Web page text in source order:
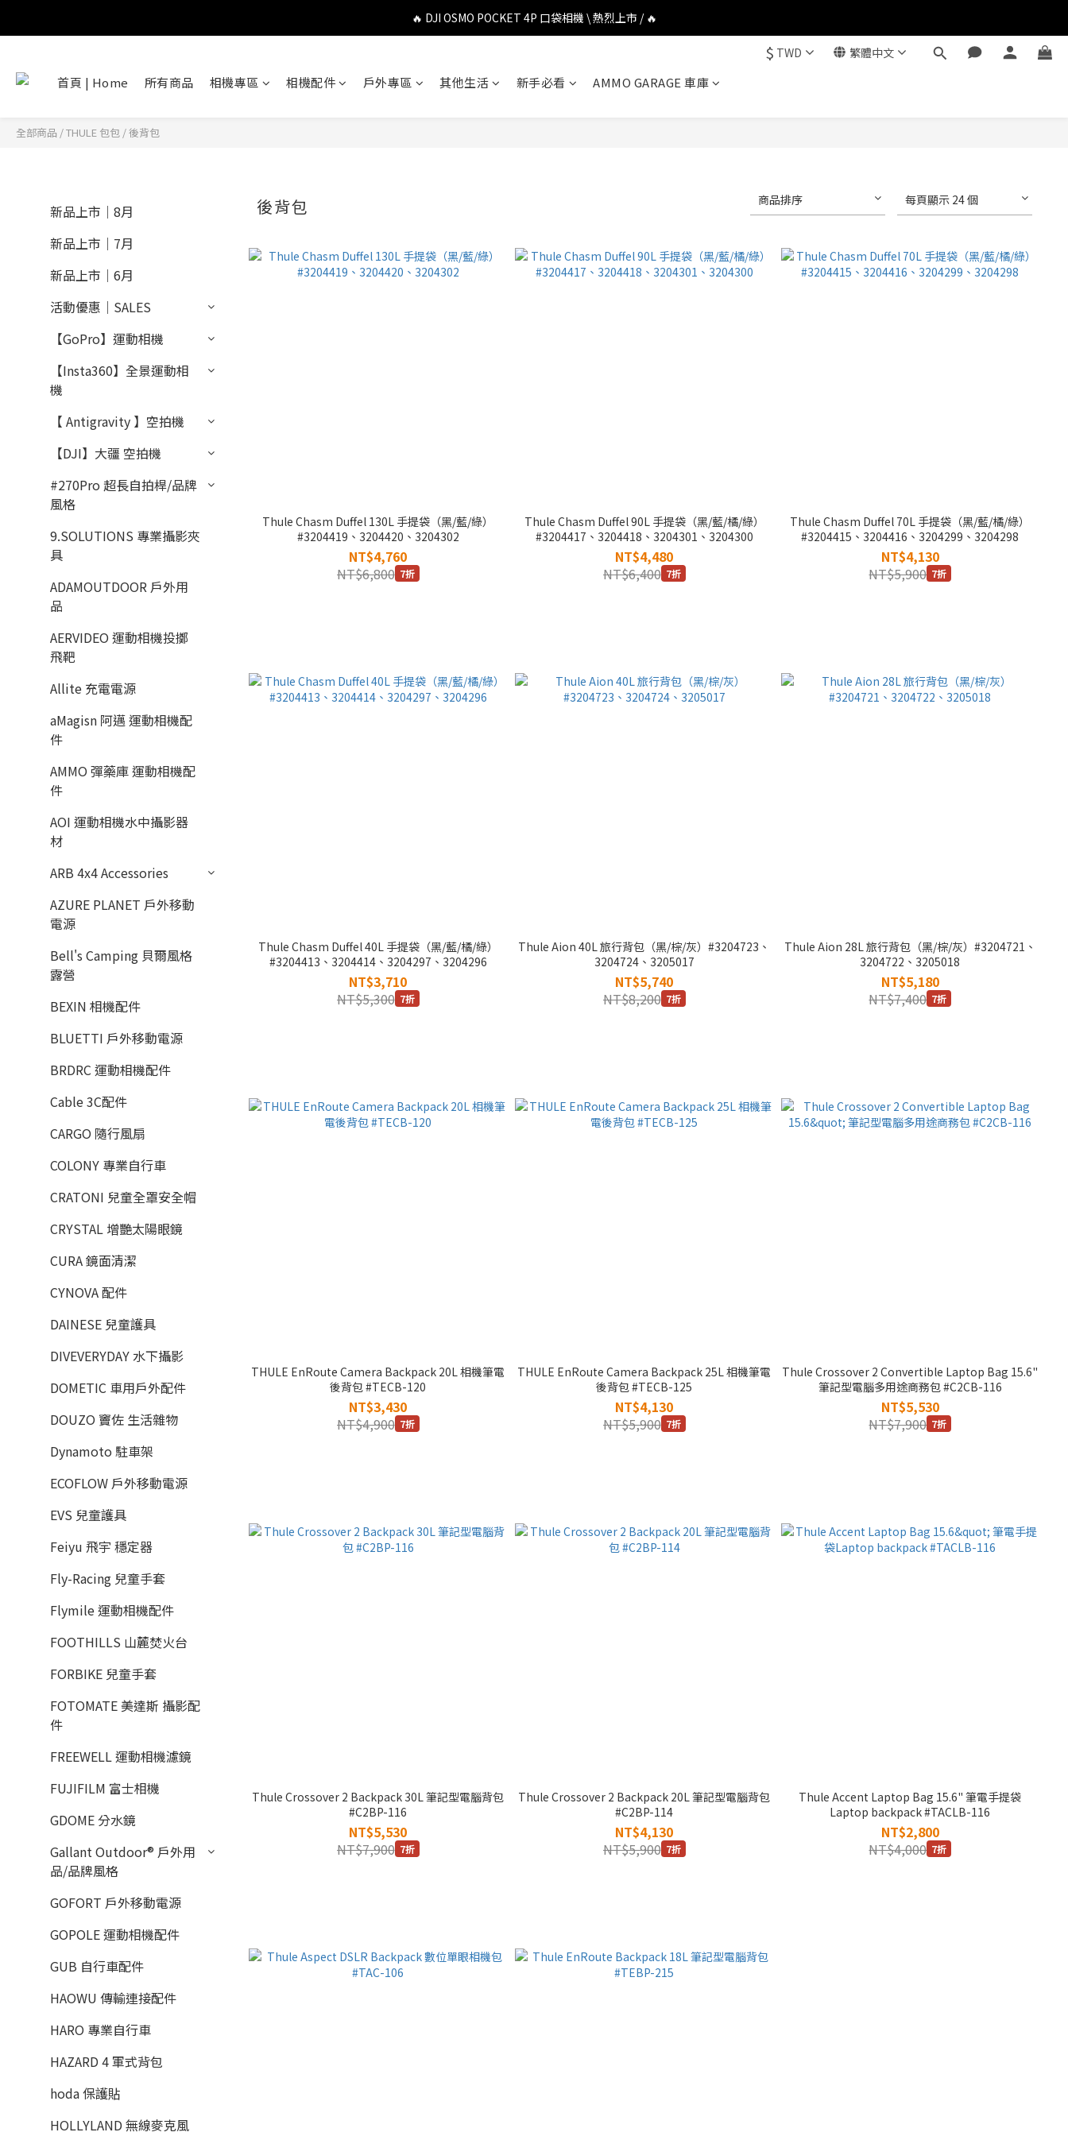
🔥 DJI OSMO POCKET 4P 口袋相機 \ 熱烈上市 / 🔥
🔥 DJI OSMO POCKET 4P 口袋相機 \ 熱烈上市 / 🔥
🔥 Insta360 GO Ultra Hello Kitty 聯名限定套裝 \ 時尚上市 / 🔥
$ TWD 繁體中文
首頁 | Home 所有商品 相機專區 相機配件 戶外專區 其他生活 新手必看 AMMO GARAGE 車庫
全部商品 /THULE 包包 /後背包
新品上市｜8月
新品上市｜7月
新品上市｜6月
活動優惠｜SALES
【GoPro】運動相機
【Insta360】全景運動相
機
【 Antigravity 】空拍機
【DJI】大疆 空拍機
#270Pro 超長自拍桿/品牌
風格
9.SOLUTIONS 專業攝影夾
具
ADAMOUTDOOR 戶外用
品
AERVIDEO 運動相機投擲
飛靶
Allite 充電電源
aMagisn 阿邁 運動相機配
件
AMMO 彈藥庫 運動相機配
件
AOI 運動相機水中攝影器
材
ARB 4x4 Accessories
AZURE PLANET 戶外移動
電源
Bell's Camping 貝爾風格
露營
BEXIN 相機配件
BLUETTI 戶外移動電源
BRDRC 運動相機配件
Cable 3C配件
CARGO 隨行風扇
COLONY 專業自行車
CRATONI 兒童全罩安全帽
CRYSTAL 增艷太陽眼鏡
CURA 鏡面清潔
CYNOVA 配件
DAINESE 兒童護具
DIVEVERYDAY 水下攝影
DOMETIC 車用戶外配件
DOUZO 竇佐 生活雜物
Dynamoto 駐車架
ECOFLOW 戶外移動電源
EVS 兒童護具
Feiyu 飛宇 穩定器
Fly-Racing 兒童手套
Flymile 運動相機配件
FOOTHILLS 山麓焚火台
FORBIKE 兒童手套
FOTOMATE 美達斯 攝影配
件
FREEWELL 運動相機濾鏡
FUJIFILM 富士相機
GDOME 分水鏡
Gallant Outdoor®️ 戶外用
品/品牌風格
GOFORT 戶外移動電源
GOPOLE 運動相機配件
GUB 自行車配件
HAOWU 傳輸連接配件
HARO 專業自行車
HAZARD 4 軍式背包
hoda 保護貼
HOLLYLAND 無線麥克風
後背包 商品排序 每頁顯示 24 個
Thule Chasm Duffel 130L 手提袋（黑/藍/綠）
#3204419、3204420、3204302
NT$4,760
NT$6,800 7折
Thule Chasm Duffel 90L 手提袋（黑/藍/橘/綠）
#3204417、3204418、3204301、3204300
NT$4,480
NT$6,400 7折
Thule Chasm Duffel 70L 手提袋（黑/藍/橘/綠）
#3204415、3204416、3204299、3204298
NT$4,130
NT$5,900 7折
Thule Chasm Duffel 40L 手提袋（黑/藍/橘/綠）
#3204413、3204414、3204297、3204296
NT$3,710
NT$5,300 7折
Thule Aion 40L 旅行背包（黑/棕/灰）#3204723、
3204724、3205017
NT$5,740
NT$8,200 7折
Thule Aion 28L 旅行背包（黑/棕/灰）#3204721、
3204722、3205018
NT$5,180
NT$7,400 7折
THULE EnRoute Camera Backpack 20L 相機筆電
後背包 #TECB-120
NT$3,430
NT$4,900 7折
THULE EnRoute Camera Backpack 25L 相機筆電
後背包 #TECB-125
NT$4,130
NT$5,900 7折
Thule Crossover 2 Convertible Laptop Bag 15.6"
筆記型電腦多用途商務包 #C2CB-116
NT$5,530
NT$7,900 7折
Thule Crossover 2 Backpack 30L 筆記型電腦背包
#C2BP-116
NT$5,530
NT$7,900 7折
Thule Crossover 2 Backpack 20L 筆記型電腦背包
#C2BP-114
NT$4,130
NT$5,900 7折
Thule Accent Laptop Bag 15.6" 筆電手提袋
Laptop backpack #TACLB-116
NT$2,800
NT$4,000 7折